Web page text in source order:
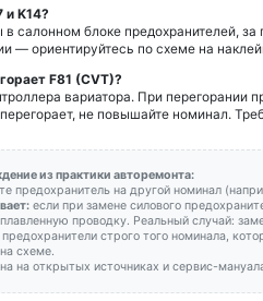
и K14?
салонном блоке предохранителей, за
— ориентируйтесь по схеме на
F81 (CVT)?
вариатора. При перегорании
не повышайте номинал.
из практики авторемонта:
предохранитель на другой номинал
если при замене силового
проводку. Реальный случай:
предохранители строго того номинала,
схеме.
на открытых источниках и сервис-